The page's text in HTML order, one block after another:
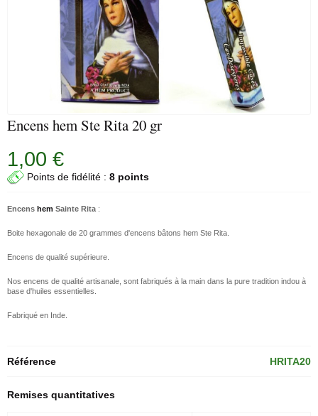
Encens hem Ste Rita 20 gr
1,00 €
Points de fidélité : 8 points
Encens hem Sainte Rita :
Boite hexagonale de 20 grammes d'encens bâtons hem Ste Rita.
Encens de qualité supérieure.
Nos encens de qualité artisanale, sont fabriqués à la main dans la pure tradition indou à
base d'huiles essentielles.
Fabriqué en Inde.
Référence HRITA20
Remises quantitatives